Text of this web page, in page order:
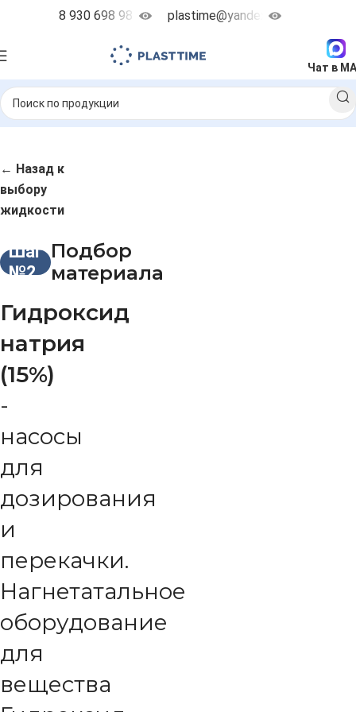
8 930 698 98 38 plastime@yandex.ru
Чат в
← Назад к
выбору
жидкости
Шаг
№2
Подбор
материала
Гидроксид
натрия
(15%)
-
насосы
для
дозирования
и
перекачки.
Нагнетатальное
оборудование
для
вещества